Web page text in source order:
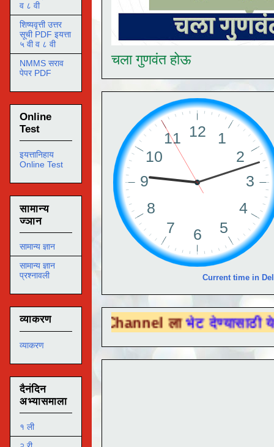
चला गुणवंत होऊ
Current time in
Channel लाभेट देण्यासाठी येथे क्लिक
व ८ वी
शिष्यवृत्ती उत्तर
सूची PDF इयत्ता
५ वी व ८ वी
NMMS सराव
पेपर PDF
Online
Test
इयत्तानिहाय
Online Test
सामान्य
ज्ञान
सामान्य ज्ञान
सामान्य ज्ञान
प्रश्नावली
व्याकरण
व्याकरण
दैनंदिन
अभ्यासमाला
१ ली